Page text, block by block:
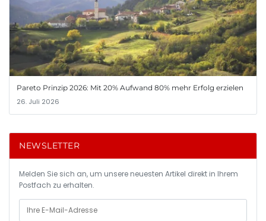
Pareto Prinzip 2026: Mit 20% Aufwand 80% mehr Erfolg erzielen
26. Juli 2026
NEWSLETTER
Melden Sie sich an, um unsere neuesten Artikel direkt in Ihrem
Postfach zu erhalten.